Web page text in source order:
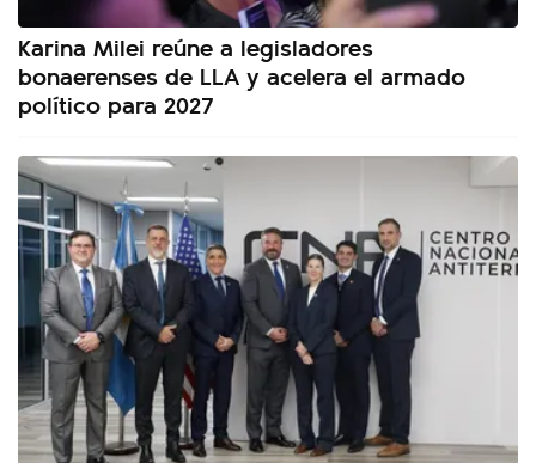
Karina Milei reúne a legisladores
bonaerenses de LLA y acelera el armado
político para 2027